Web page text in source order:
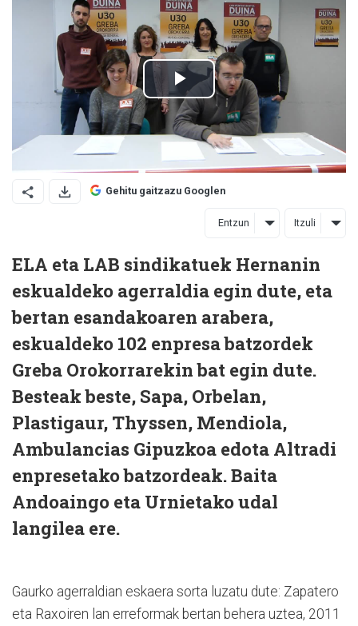
Gehitu gaitzazu Googlen
Entzun Itzuli
ELA eta LAB sindikatuek Hernanin
eskualdeko agerraldia egin dute, eta
bertan esandakoaren arabera,
eskualdeko 102 enpresa batzordek
Greba Orokorrarekin bat egin dute.
Besteak beste, Sapa, Orbelan,
Plastigaur, Thyssen, Mendiola,
Ambulancias Gipuzkoa edota Altradi
enpresetako batzordeak. Baita
Andoaingo eta Urnietako udal
langilea ere.
Gaurko agerraldian eskaera sorta luzatu dute: Zapatero
eta Raxoiren lan erreformak bertan behera uztea, 2011